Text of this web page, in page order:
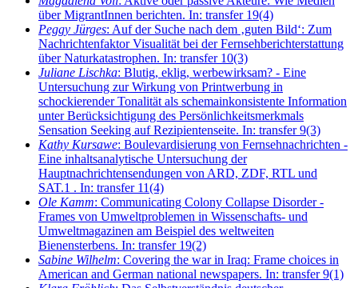
über MigrantInnen berichten. In: transfer 19(4)
Peggy Jürges: Auf der Suche nach dem ‚guten Bild‘: Zum
Nachrichtenfaktor Visualität bei der Fernsehberichterstattung
über Naturkatastrophen. In: transfer 10(3)
Juliane Lischka: Blutig, eklig, werbewirksam? - Eine
Untersuchung zur Wirkung von Printwerbung in
schockierender Tonalität als schemainkonsistente Information
unter Berücksichtigung des Persönlichkeitsmerkmals
Sensation Seeking auf Rezipientenseite. In: transfer 9(3)
Kathy Kursawe: Boulevardisierung von Fernsehnachrichten -
Eine inhaltsanalytische Untersuchung der
Hauptnachrichtensendungen von ARD, ZDF, RTL und
SAT.1 . In: transfer 11(4)
Ole Kamm: Communicating Colony Collapse Disorder -
Frames von Umweltproblemen in Wissenschafts- und
Umweltmagazinen am Beispiel des weltweiten
Bienensterbens. In: transfer 19(2)
Sabine Wilhelm: Covering the war in Iraq: Frame choices in
American and German national newspapers. In: transfer 9(1)